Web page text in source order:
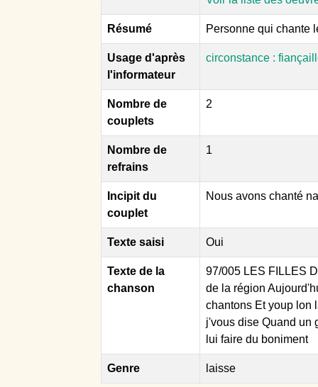
Résumé Personne qui chante
Usage d'après
l'informateur
circonstance :
Nombre de
couplets
2
Nombre de
refrains
1
Incipit du
couplet
Nous avons chanté
Texte saisi Oui
Texte de la
chanson
97/005 LES FILLES
de la région
chantons Et youp lon
j'vous dise Quand un
lui faire du boniment
Genre laisse